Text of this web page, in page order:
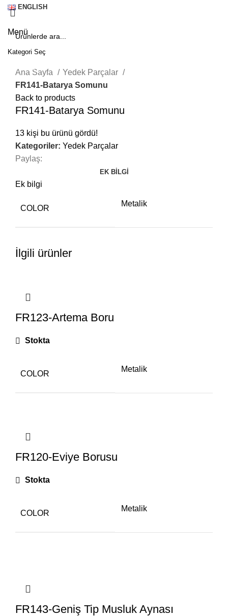
ENGLISH
Menü
Ana Sayfa
Yedek Parçalar
FR141-Batarya Somunu
Back to products
FR141-Batarya Somunu
13 kişi bu ürünü gördü!
Kategoriler: Yedek Parçalar
Paylaş:
EK BILGI
Ek bilgi
COLOR
Metalik
İlgili ürünler
FR123-Artema Boru
Stokta
COLOR
Metalik
FR120-Eviye Borusu
Stokta
COLOR
Metalik
FR143-Geniş Tip Musluk Aynası
Kategori Seç
SEARCH